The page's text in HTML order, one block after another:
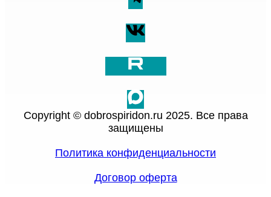
Copyright © dobrospiridon.ru 2025. Все права
защищены
Политика конфиденциальности
Договор оферта